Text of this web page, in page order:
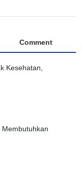
Comment
Kesehatan,
Membutuhkan